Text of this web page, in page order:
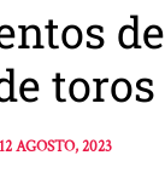
12 AGOSTO, 2023